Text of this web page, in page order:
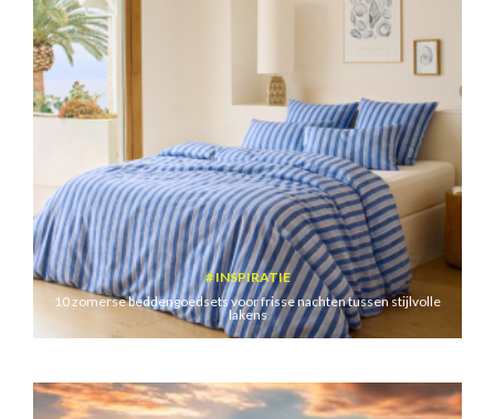
INSPIRATIE
10 zomerse beddengoedsets voor frisse nachten tussen stijlvolle
lakens